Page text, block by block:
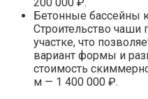
Бетонные бассейны
Строительство чаши
участке, что
вариант формы и
стоимость
м — 1 400 000 ₽.